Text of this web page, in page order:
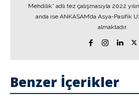
Mehdilik” adlı tez çalışmasıyla 2022
anda ise ANKASAM’da Asya-Pasifik
almaktadır.
Benzer İçerikler